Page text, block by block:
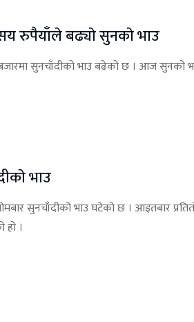
रुपैयाँले बढ्याे सुनकाे भाउ
सुनचाँदीको भाउ बढेको छ । आज सुनको
भाउ
सुनचाँदीको भाउ घटेको छ । आइतबार
।